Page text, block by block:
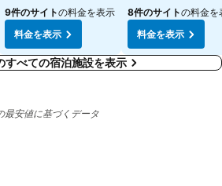
9件のサイトの料金を表示
料金を表示
8件のサイトの料金を
料金を表示
すべての宿泊施設を表示
最安値に基づくデータ